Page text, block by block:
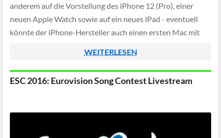
anderem auf die Vorstellung des iPhone 12 (Pro), einer
neuen Apple Watch sowie auf ein neues iPad - eventuell
könnte der iPhone-Hersteller auch einen ersten Mac mit
WEITERLESEN
ESC 2016: Eurovision Song Contest Livestream